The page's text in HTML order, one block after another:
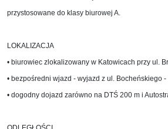
przystosowane do klasy biurowej A.
LOKALIZACJA
• biurowiec zlokalizowany w Katowicach przy ul.
• bezpośredni wjazd - wyjazd z ul. Bocheńskiego -
• dogodny dojazd zarówno na DTŚ 200 m i